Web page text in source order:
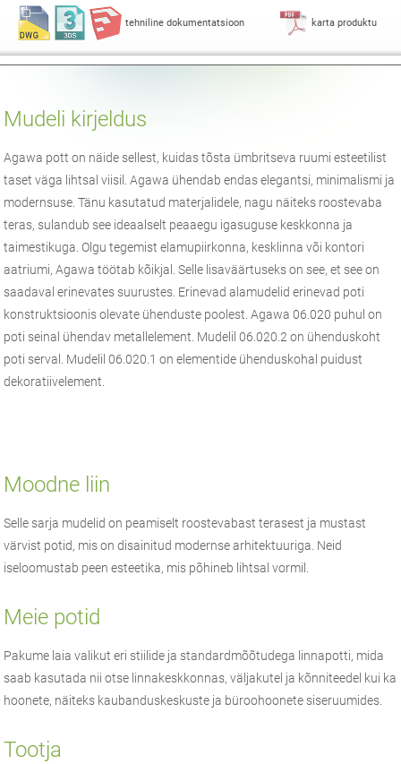
tehniline dokumentatsioon karta produktu
Mudeli kirjeldus
Agawa pott on näide sellest, kuidas tõsta ümbritseva ruumi esteetilist
taset väga lihtsal viisil. Agawa ühendab endas elegantsi, minimalismi ja
modernsuse. Tänu kasutatud materjalidele, nagu näiteks roostevaba
teras, sulandub see ideaalselt peaaegu igasuguse keskkonna ja
taimestikuga. Olgu tegemist elamupiirkonna, kesklinna või kontori
aatriumi, Agawa töötab kõikjal. Selle lisaväärtuseks on see, et see on
saadaval erinevates suurustes. Erinevad alamudelid erinevad poti
konstruktsioonis olevate ühenduste poolest. Agawa 06.020 puhul on
poti seinal ühendav metallelement. Mudelil 06.020.2 on ühenduskoht
poti serval. Mudelil 06.020.1 on elementide ühenduskohal puidust
dekoratiivelement.
Moodne liin
Selle sarja mudelid on peamiselt roostevabast terasest ja mustast
värvist potid, mis on disainitud modernse arhitektuuriga. Neid
iseloomustab peen esteetika, mis põhineb lihtsal vormil.
Meie potid
Pakume laia valikut eri stiilide ja standardmõõtudega linnapotti, mida
saab kasutada nii otse linnakeskkonnas, väljakutel ja kõnniteedel kui ka
hoonete, näiteks kaubanduskeskuste ja büroohoonete siseruumides.
Tootja